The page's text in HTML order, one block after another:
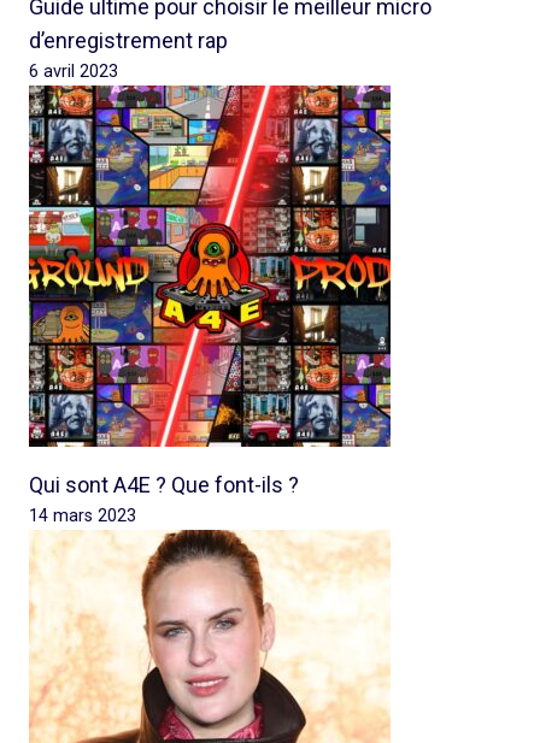
Guide ultime pour choisir le meilleur micro
d’enregistrement rap
6 avril 2023
Qui sont A4E ? Que font-ils ?
14 mars 2023